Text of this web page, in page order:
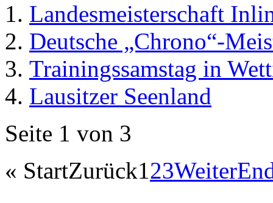
Landesmeisterschaft
Deutsche „Chrono“-
Trainingssamstag in
Lausitzer Seenland
Seite 1 von 3
« StartZurück123Weiter